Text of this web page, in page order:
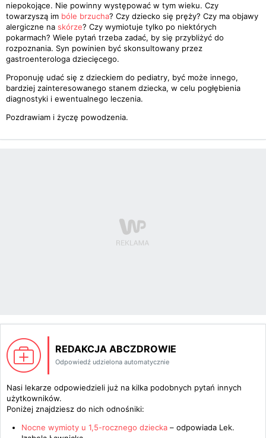
niepokojące. Nie powinny występować w tym wieku. Czy
towarzyszą im bóle brzucha? Czy dziecko się pręży? Czy ma objawy
alergiczne na skórze? Czy wymiotuje tylko po niektórych
pokarmach? Wiele pytań trzeba zadać, by się przybliżyć do
rozpoznania. Syn powinien być skonsultowany przez
gastroenterologa dziecięcego.
Proponuję udać się z dzieckiem do pediatry, być może innego,
bardziej zainteresowanego stanem dziecka, w celu pogłębienia
diagnostyki i ewentualnego leczenia.
Pozdrawiam i życzę powodzenia.
REDAKCJA ABCZDROWIE
Odpowiedź udzielona automatycznie
Nasi lekarze odpowiedzieli już na kilka podobnych pytań innych
użytkowników.
Poniżej znajdziesz do nich odnośniki:
Nocne wymioty u 1,5-rocznego dziecka – odpowiada Lek.